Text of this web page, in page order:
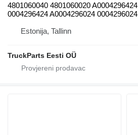
4801060040 4801060020 A0004296424
0004296424 A0004296024 0004296024
Estonija, Tallinn
TruckParts Eesti OÜ